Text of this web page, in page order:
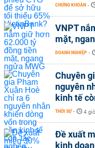
CHỨNG KHOÁN -
VNPT
mặt,
DOANH NGHIỆP -
Chuyên
nguyên
kinh tế
THỜI SỰ - 4
Đề xuất
kinh